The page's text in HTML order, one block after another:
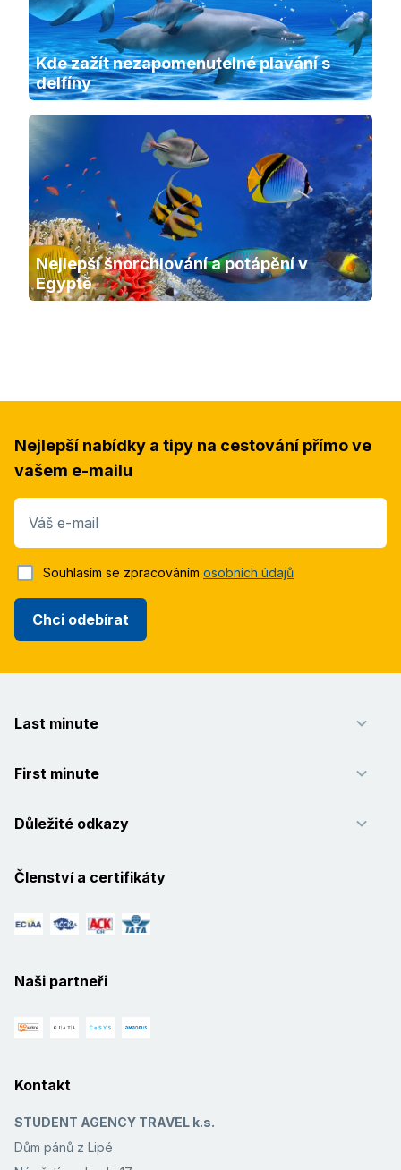
Kde zažít nezapomenutelné plavání s
delfíny
Nejlepší šnorchlování a potápění v
Egyptě
Nejlepší nabídky a tipy na cestování přímo ve
vašem e-mailu
Váš e-mail
Chci odebírat
Souhlasím se zpracováním osobních údajů
Last minute
First minute
Důležité odkazy
Členství a certifikáty
Naši partneři
Kontakt
STUDENT AGENCY TRAVEL k.s.
Dům pánů z Lipé